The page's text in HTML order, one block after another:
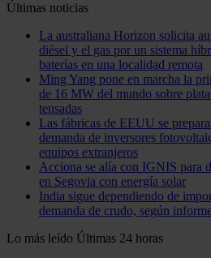
Últimas noticias
La australiana Horizon solicita
diésel y el gas por un sistema
baterías en una localidad remota
Ming Yang pone en marcha la
de 16 MW del mundo sobre
tensadas
Las fábricas de EEUU se
demanda de inversores
equipos extranjeros
Acciona se alía con IGNIS para
en Segovia con energía solar
India sigue dependiendo de
demanda de crudo, según
Lo más leído Últimas 24 horas